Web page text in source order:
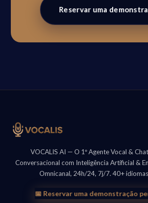
Reservar uma
VOCALIS AI — O 1º Agente Vocal &
Conversacional com Inteligência Artificial &
Omnicanal, 24h/24, 7j/7. 40+
📅 Reservar uma demonstração